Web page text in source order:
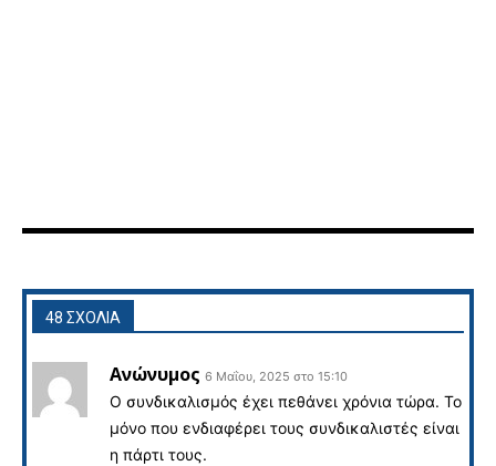
48 ΣΧΟΛΙΑ
Ανώνυμος 6 Μαΐου, 2025 στο 15:10
Ο συνδικαλισμός έχει πεθάνει χρόνια τώρα. Το
μόνο που ενδιαφέρει τους συνδικαλιστές είναι
η πάρτι τους.